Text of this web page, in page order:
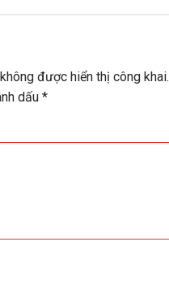
được hiển thị công khai.
dấu *